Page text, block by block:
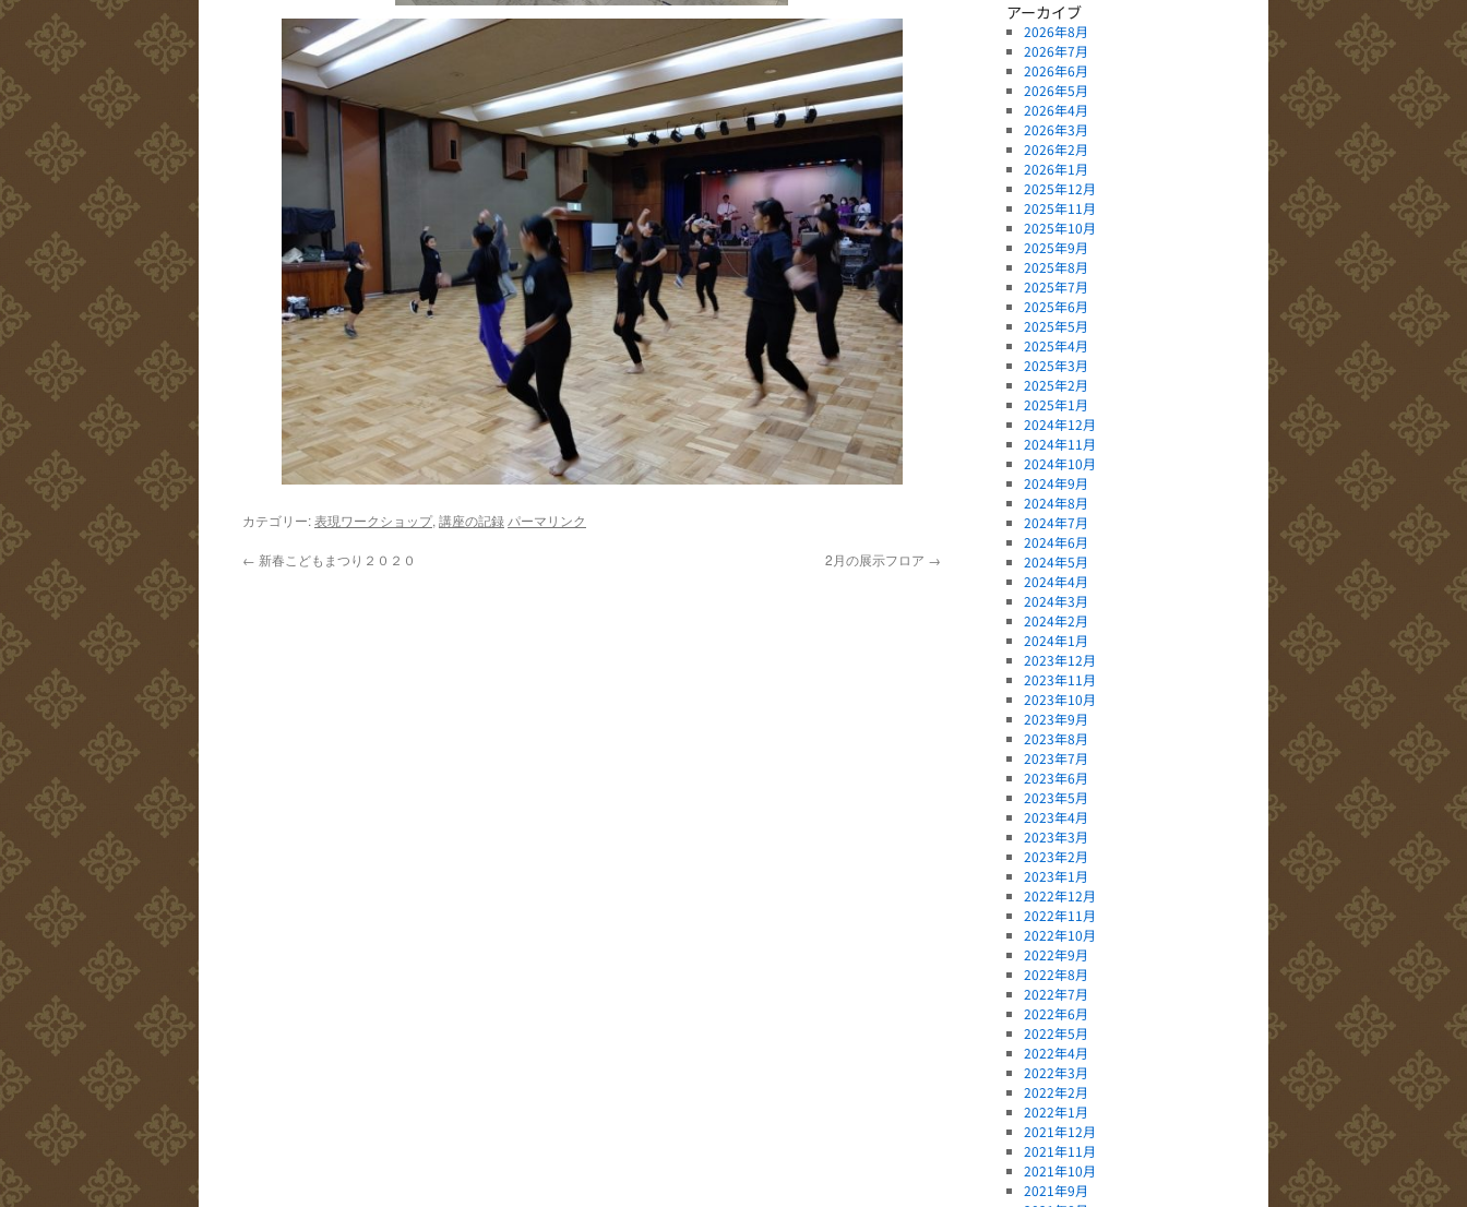
カテゴリー:表現ワークショップ, 講座の記録 パーマリンク
← 新春こどもまつり２０２０ 2月の展示フロア →
アーカイブ
2026年8月
2026年7月
2026年6月
2026年5月
2026年4月
2026年3月
2026年2月
2026年1月
2025年12月
2025年11月
2025年10月
2025年9月
2025年8月
2025年7月
2025年6月
2025年5月
2025年4月
2025年3月
2025年2月
2025年1月
2024年12月
2024年11月
2024年10月
2024年9月
2024年8月
2024年7月
2024年6月
2024年5月
2024年4月
2024年3月
2024年2月
2024年1月
2023年12月
2023年11月
2023年10月
2023年9月
2023年8月
2023年7月
2023年6月
2023年5月
2023年4月
2023年3月
2023年2月
2023年1月
2022年12月
2022年11月
2022年10月
2022年9月
2022年8月
2022年7月
2022年6月
2022年5月
2022年4月
2022年3月
2022年2月
2022年1月
2021年12月
2021年11月
2021年10月
2021年9月